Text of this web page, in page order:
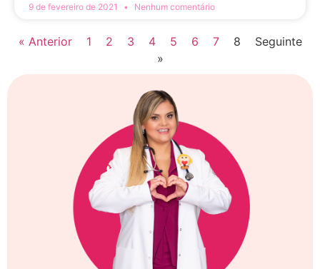
9 de fevereiro de 2021 Nenhum comentário
« Anterior 1 2 3 4 5 6 7 8
Seguinte
»